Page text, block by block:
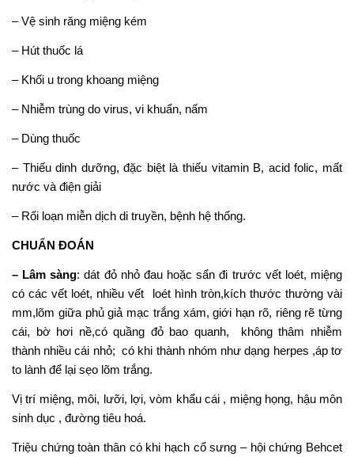
– Vệ sinh răng miệng kém
– Hút thuốc lá
– Khối u trong khoang miệng
– Nhiễm trùng do virus, vi khuẩn, nấm
– Dùng thuốc
– Thiếu dinh dưỡng, đặc biệt là thiếu vitamin B, acid folic, mất
nước và điện giải
– Rối loạn miễn dịch di truyền, bệnh hệ thống.
CHUẨN ĐOÁN
– Lâm sàng: dát đỏ nhỏ đau hoặc sẩn đi trước vết loét, miệng
có các vết loét, nhiều vết loét hình tròn,kích thước thường vài
mm,lõm giữa phủ giả mạc trắng xám, giới hạn rõ, riêng rẽ từng
cái, bờ hơi nề,có quầng đỏ bao quanh, không thâm nhiễm
thành nhiều cái nhỏ; có khi thành nhóm như dạng herpes ,áp tơ
to lành để lại sẹo lõm trắng.
Vị trí miệng, môi, lưỡi, lợi, vòm khẩu cái , miệng họng, hậu môn
sinh dục , đường tiêu hoá.
Triệu chứng toàn thân có khi hạch cổ sưng – hội chứng Behcet